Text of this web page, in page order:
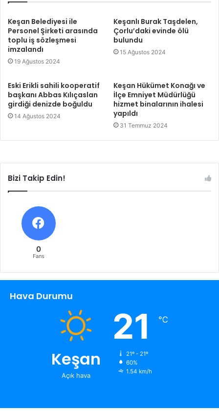
Keşan Belediyesi ile
Personel Şirketi arasında
toplu iş sözleşmesi
imzalandı
19 Ağustos 2024
Keşanlı Burak Taşdelen,
Çorlu’daki evinde ölü
bulundu
15 Ağustos 2024
Eski Erikli sahili kooperatif
başkanı Abbas Kılıçaslan
girdiği denizde boğuldu
14 Ağustos 2024
Keşan Hükümet Konağı ve
İlçe Emniyet Müdürlüğü
hizmet binalarının ihalesi
yapıldı
31 Temmuz 2024
Bizi Takip Edin!
0
Fans
Hava Durumu
Keşan
Açık hava
21 ℃
21º - 21º
60%
1.54 km/h